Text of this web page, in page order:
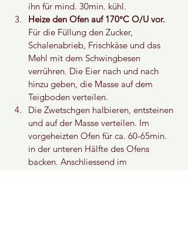
ihn für mind. 30min. kühl.
Heize den Ofen auf 170°C O/U vor.
Für die Füllung den Zucker,
Schalenabrieb, Frischkäse und das
Mehl mit dem Schwingbesen
verrühren. Die Eier nach und nach
hinzu geben, die Masse auf dem
Teigboden verteilen.
Die Zwetschgen halbieren, entsteinen
und auf der Masse verteilen. Im
vorgeheizten Ofen für ca. 60-65min.
in der unteren Hälfte des Ofens
backen. Anschliessend im